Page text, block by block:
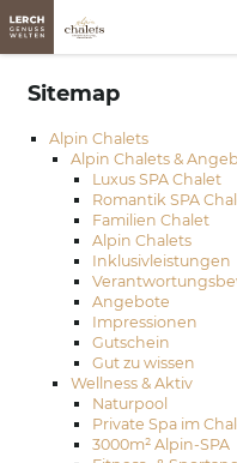
BUCHEN
Alpin Chalets &
Wellness & Aktiv
Restaurants &
Erlebnisse
Karriere
Lerch
Sitemap
Alpin Chalets
Alpin Chalets &
Luxus SPA Chalet
Romantik SPA
Familien Chalet
Alpin Chalets
Inklusivleistungen
Angebote
Impressionen
Gutschein
Gut zu wissen
Wellness & Aktiv
Naturpool
Private Spa im
3000m² Alpin-SPA